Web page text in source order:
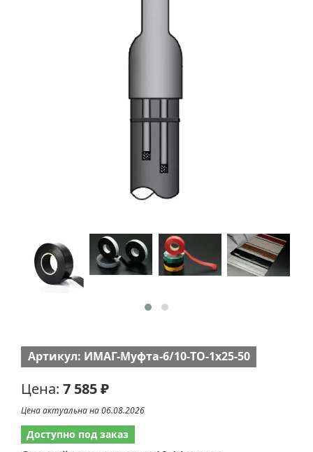
Артикул: ИМАГ-Муфта-6/10-TO-1х25-50
Цена: 7 585 ₽
Цена актуальна на 06.08.2026
Доступно под заказ